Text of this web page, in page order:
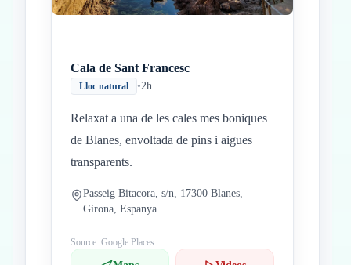
Cala de Sant Francesc
Lloc natural •2h
Relaxat a una de les cales mes boniques
de Blanes, envoltada de pins i aigues
transparents.
Passeig Bitacora, s/n, 17300 Blanes,
Girona, Espanya
Source: Google Places